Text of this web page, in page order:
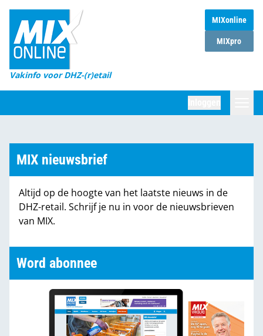
MIXonline
MIXpro
Vakinfo voor DHZ-(r)etail
Home
Magazines
DHZ Sessie
Marktcijfers
Partners
MIX nieuwsbrief
Altijd op de hoogte van het laatste nieuws in de
DHZ-retail. Schrijf je nu in voor de nieuwsbrieven
van MIX.
Word abonnee